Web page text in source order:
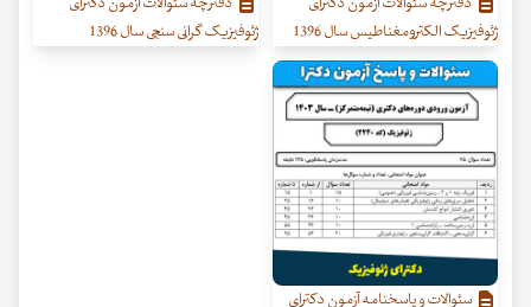
ژئوفیزیک الکترومغناطیس سال 1396
ژئوفیزیک گرانی سنجی سال 1396
سئوالات و پاسخنامه آزمون دکترای